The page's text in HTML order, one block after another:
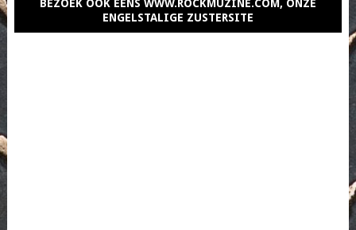
BEZOEK OOK EENS WWW.ROCKMUZINE.COM, ONZE
ENGELSTALIGE ZUSTERSITE